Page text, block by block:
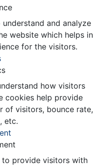
and analyze
website which helps in
for the visitors.
how visitors
cookies help provide
of visitors, bounce rate,
etc.
to provide visitors with